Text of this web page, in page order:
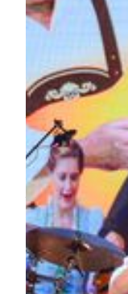
從首屆到第 15 屆，
慶回憶之一。
十五週年限定
今年的啤酒節，
——從音樂到互動
聲與彩蛋。 年度
原汁原味德國風情
場，氣氛從第一首
地道德國美食
——
送的啤酒完美搭配。
全新啤酒節拍貼機登
當晚乾杯一刻！
限量小獅子 —— 美
酒節可愛加三倍。
遊戲攤位—— 籃球機